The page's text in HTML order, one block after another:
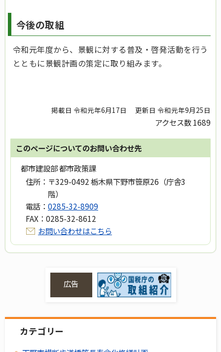
今後の取組
令和元年度から、景観に対する普及・啓発活動を行う
とともに景観計画の策定に取り組みます。
掲載日 令和元年6月17日 更新日 令和元年9月25日
アクセス数1689
このページについてのお問い合わせ先
都市建設部 都市政策課
住所： 〒329-0492 栃木県下野市笹原26（庁舎3
階）
電話： 0285-32-8909
FAX： 0285-32-8612
お問い合わせはこちら
広告
カテゴリー